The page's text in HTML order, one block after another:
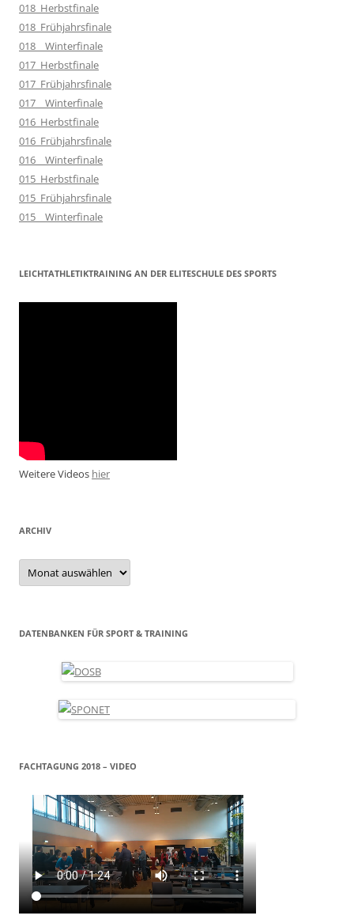
018_Herbstfinale
018_Frühjahrsfinale
018__Winterfinale
017_Herbstfinale
017_Frühjahrsfinale
017__Winterfinale
016_Herbstfinale
016_Frühjahrsfinale
016__Winterfinale
015_Herbstfinale
015_Frühjahrsfinale
015__Winterfinale
LEICHTATHLETIKTRAINING AN DER ELITESCHULE DES SPORTS
Weitere Videos hier
ARCHIV
Archiv
DATENBANKEN FÜR SPORT & TRAINING
FACHTAGUNG 2018 – VIDEO